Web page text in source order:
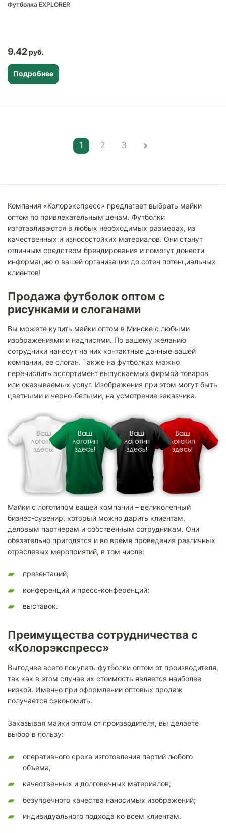
Футболка EXPLORER
9.42
Подробнее
1 2 3
Компания «Колорэкспресс» предлагает выбрать майки
оптом по привлекательным ценам. Футболки
изготавливаются в любых необходимых размерах, из
качественных и износостойких материалов. Они станут
отличным средством брендирования и помогут донести
информацию о вашей организации до сотен потенциальных
клиентов!
Продажа футболок оптом с
рисунками и слоганами
Вы можете купить майки оптом в Минске с любыми
изображениями и надписями. По вашему желанию
сотрудники нанесут на них контактные данные вашей
компании, ее слоган. Также на футболках можно
перечислить ассортимент выпускаемых фирмой товаров
или оказываемых услуг. Изображения при этом могут быть
цветными и черно-белыми, на усмотрение заказчика.
Майки с логотипом вашей компании – великолепный
бизнес-сувенир, который можно дарить клиентам,
деловым партнерам и собственным сотрудникам. Они
обязательно пригодятся и во время проведения различных
отраслевых мероприятий, в том числе:
презентаций;
конференций и пресс-конференций;
выставок.
Преимущества сотрудничества с
«Колорэкспресс»
Выгоднее всего покупать футболки оптом от производителя,
так как в этом случае их стоимость является наиболее
низкой. Именно при оформлении оптовых продаж
получается сэкономить.
Заказывая майки оптом от производителя, вы делаете
выбор в пользу:
оперативного срока изготовления партий любого
объема;
качественных и долговечных материалов;
безупречного качества наносимых изображений;
индивидуального подхода ко всем клиентам.